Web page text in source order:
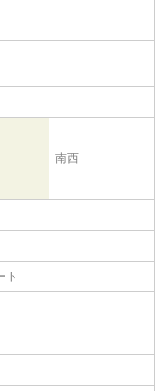
南西
ト